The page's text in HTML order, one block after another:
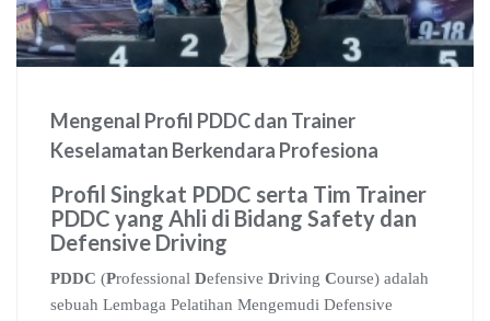
Mengenal Profil PDDC dan Trainer
Keselamatan Berkendara Profesiona
Profil Singkat PDDC serta Tim Trainer
PDDC yang Ahli di Bidang Safety dan
Defensive Driving
PDDC (Professional Defensive Driving Course) adalah
sebuah Lembaga Pelatihan Mengemudi Defensive